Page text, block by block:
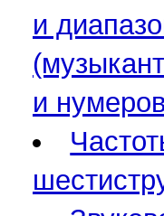
и
и